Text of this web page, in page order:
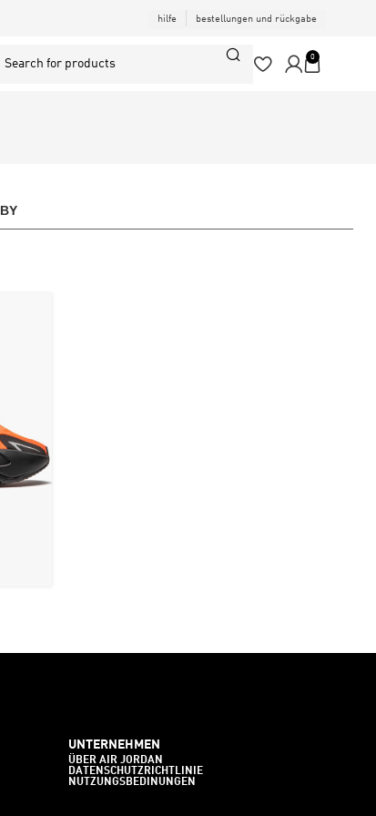
hilfe bestellungen und rückgabe
0
UNTERNEHMEN
ÜBER AIR JORDAN
DATENSCHUTZRICHTLINIE
NUTZUNGSBEDINUNGEN